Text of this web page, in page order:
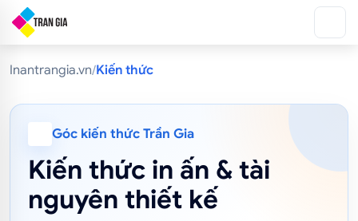
Inantrangia.vn/Kiến thức
Góc kiến thức Trần Gia
Kiến thức in ấn & tài
nguyên thiết kế